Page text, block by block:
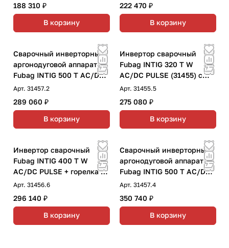
188 310 ₽
В корзину
Тележка
222 470 ₽
В корзину
Сварочный инверторный
аргонодуговой аппарат
Fubag INTIG 500 T AC/DC
PULSE с горелкой FB TIG
Арт. 31457.2
289 060 ₽
В корзину
Инвертор сварочный
Fubag INTIG 320 T W
AC/DC PULSE (31455) с
горелкой FB TIG 18 5P
охлаждения и тележкой
Арт. 31455.5
275 080 ₽
В корзину
Инвертор сварочный
Fubag INTIG 400 T W
AC/DC PULSE + горелка FB
TIG 450W 4m +
Арт. 31456.6
296 140 ₽
В корзину
Сварочный инверторный
аргонодуговой аппарат
Fubag INTIG 500 T AC/DC
PULSE с горелкой FB TIG
охлаждения и тележкой
Арт. 31457.4
350 740 ₽
В корзину